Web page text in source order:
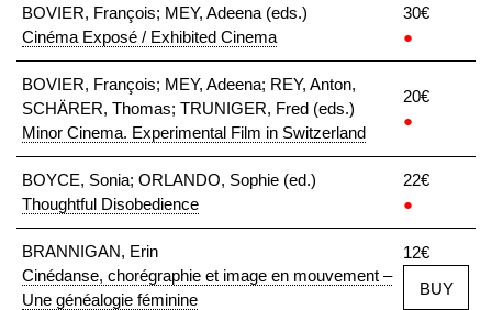
BOVIER, François; MEY, Adeena (eds.)
Cinéma Exposé / Exhibited Cinema
30€
●
BOVIER, François; MEY, Adeena; REY, Anton,
SCHÄRER, Thomas; TRUNIGER, Fred (eds.)
Minor Cinema. Experimental Film in Switzerland
20€
●
BOYCE, Sonia; ORLANDO, Sophie (ed.)
Thoughtful Disobedience
22€
●
BRANNIGAN, Erin
Cinédanse, chorégraphie et image en mouvement –
Une généalogie féminine
12€
BUY